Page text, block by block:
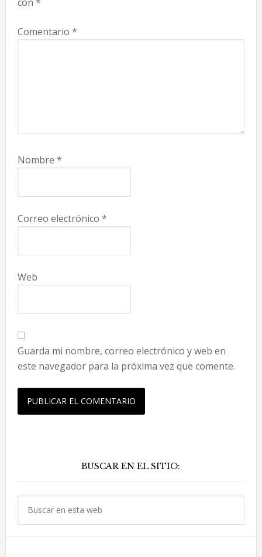
Comentario *
Nombre *
Correo electrónico *
Web
Guarda mi nombre, correo electrónico y web en
este navegador para la próxima vez que comente.
principal
BUSCAR EN EL SITIO: